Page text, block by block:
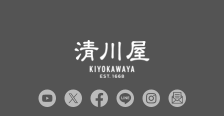
よくあるご質問（FAQ）
あんしんの品質保証について（産直品）
品質保証について（通常品）
清川屋のレビューを見る